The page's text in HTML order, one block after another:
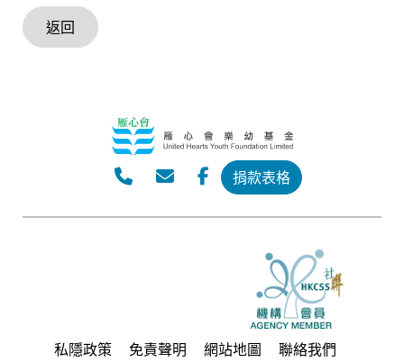
返回
捐款表格
私隱政策 免責聲明 網站地圖 聯絡我們